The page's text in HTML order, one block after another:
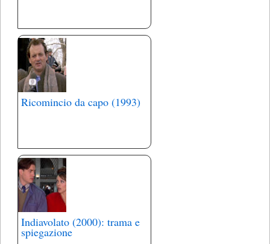
Ricomincio da capo (1993)
Indiavolato (2000): trama e
spiegazione